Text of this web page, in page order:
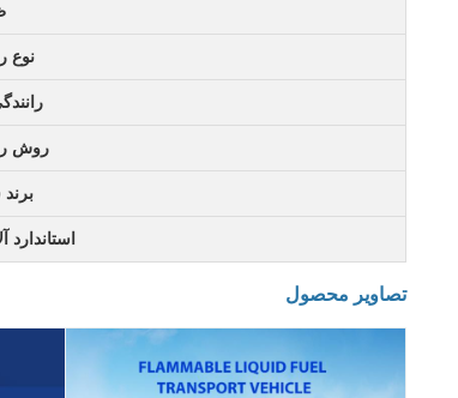
نوع
روش
استاندارد
تصاویر محصول